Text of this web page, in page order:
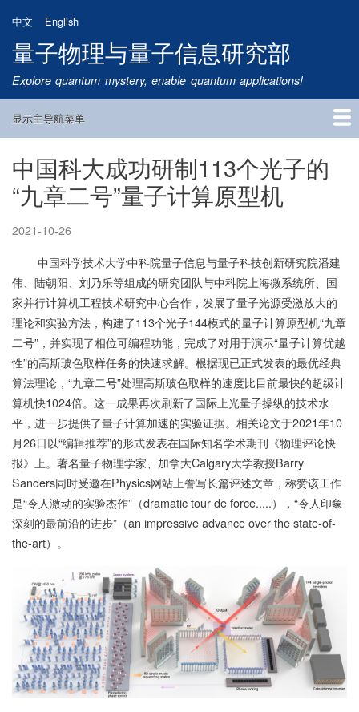
到
主
要
内
中文 English
量子物理与量子信息研究部
Explore quantum mystery, enable quantum applications!
Main
显示主导航菜单
首页
研究方向
量子卫星
团队成员
新闻动态
研究进展
学术报告
论文发表
公告通知
招生信息
相关链接
中国科大成功研制113个光子的
“九章二号”量子计算原型机
2021-10-26
中国科学技术大学中科院量子信息与量子科技创新研究院潘建
伟、陆朝阳、刘乃乐等组成的研究团队与中科院上海微系统所、国
家并行计算机工程技术研究中心合作，发展了量子光源受激放大的
理论和实验方法，构建了113个光子144模式的量子计算原型机“九章
二号”，并实现了相位可编程功能，完成了对用于演示“量子计算优越
性”的高斯玻色取样任务的快速求解。根据现已正式发表的最优经典
算法理论，“九章二号”处理高斯玻色取样的速度比目前最快的超级计
算机快1024倍。这一成果再次刷新了国际上光量子操纵的技术水
平，进一步提供了量子计算加速的实验证据。相关论文于2021年10
月26日以“编辑推荐”的形式发表在国际知名学术期刊《物理评论快
报》上。著名量子物理学家、加拿大Calgary大学教授Barry
Sanders同时受邀在Physics网站上誊写长篇评述文章，称赞该工作
是“令人激动的实验杰作”（dramatic tour de force.....），“令人印象
深刻的最前沿的进步”（an impressive advance over the state-of-
the-art）。